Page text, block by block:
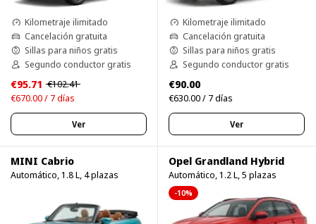
Kilometraje ilimitado
Cancelación gratuita
Sillas para niños gratis
Segundo conductor gratis
€95.71 €102.41
€670.00 / 7 días
Ver
Kilometraje ilimitado
Cancelación gratuita
Sillas para niños gratis
Segundo conductor gratis
€90.00
€630.00 / 7 días
Ver
MINI Cabrio
Automático, 1.8 L, 4 plazas
Opel Grandland Hybrid
Automático, 1.2 L, 5 plazas
-10%